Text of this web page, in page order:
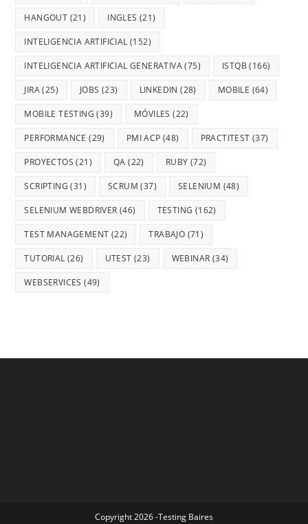
HANGOUT (21) INGLES (21)
INTELIGENCIA ARTIFICIAL (152)
INTELIGENCIA ARTIFICIAL GENERATIVA(75) ISTQB (166)
JIRA(25) JOBS (23) LINKEDIN (28) MOBILE (64)
MOBILE TESTING (39) MÓVILES (22)
PERFORMANCE (29) PMI ACP (48) PRACTITEST (37)
PROYECTOS (21) QA (22) RUBY (72)
SCRIPTING (31) SCRUM (37) SELENIUM (48)
SELENIUM WEBDRIVER (46) TESTING (162)
TEST MANAGEMENT (22) TRABAJO (71)
TUTORIAL (26) UTEST (23) WEBINAR (34)
WEBSERVICES (49)
Copyright 2026 -Testing Baires